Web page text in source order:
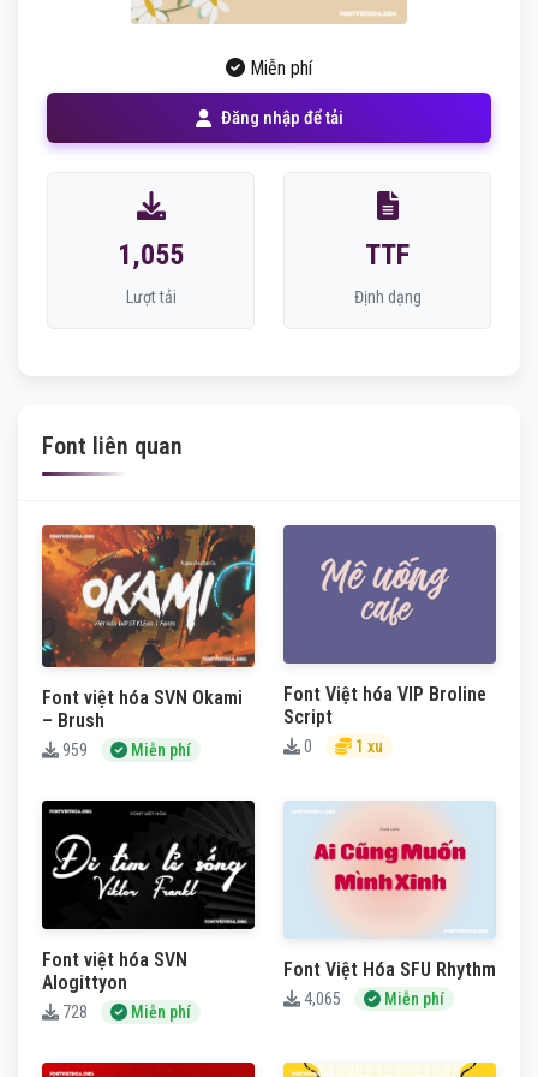
Miễn phí
Đăng nhập để tải
1,055
Lượt tải
TTF
Định dạng
Font liên quan
Font việt hóa SVN Okami
– Brush
959 Miễn phí
Font Việt hóa VIP Broline
Script
0 1 xu
Font việt hóa SVN
Alogittyon
728 Miễn phí
Font Việt Hóa SFU Rhythm
4,065 Miễn phí